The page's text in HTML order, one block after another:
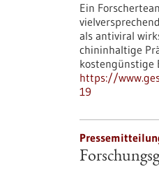
Ein
als antiviral
chininhaltige
kostengünstige
https://
19